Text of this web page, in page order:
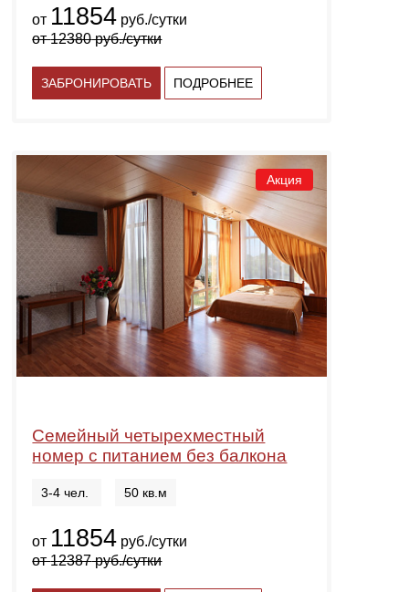
от 11854 руб./сутки
от12380руб./сутки
ЗАБРОНИРОВАТЬ ПОДРОБНЕЕ
Акция
Семейный четырехместный
номер с питанием без балкона
3-4 чел. 50 кв.м
от 11854 руб./сутки
от12387руб./сутки